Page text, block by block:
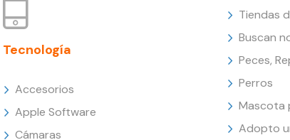
Tecnología
Accesorios
Apple Software
Cámaras
Tiendas
Buscan
Peces,
Perros
Mascota
Adopto